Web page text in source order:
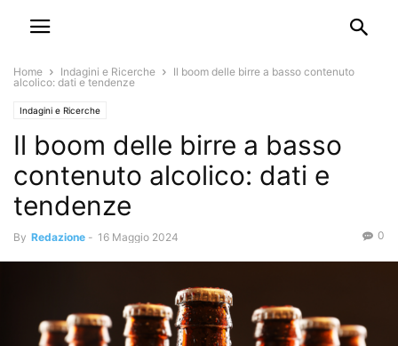
Home Indagini e Ricerche
Il boom delle birre a basso contenuto
alcolico: dati e tendenze
Indagini e Ricerche
Il boom delle birre a basso
contenuto alcolico: dati e
tendenze
By Redazione - 16 Maggio 2024 0